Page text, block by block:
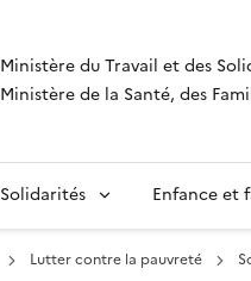
Ministère du Travail et des
Ministère de la Santé, des
Solidarités Enfance et
Lutter contre la pauvreté